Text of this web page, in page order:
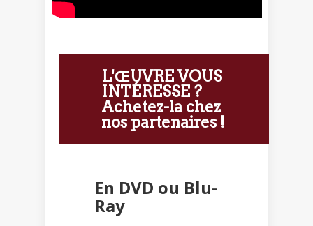
L'ŒUVRE VOUS
INTÉRESSE ?
Achetez-la chez
nos partenaires !
En DVD ou Blu-
Ray